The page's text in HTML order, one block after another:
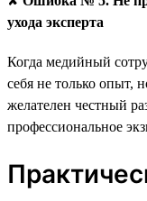
ухода эксперта
Когда медийный
себя не только опыт,
желателен честный
профессиональное